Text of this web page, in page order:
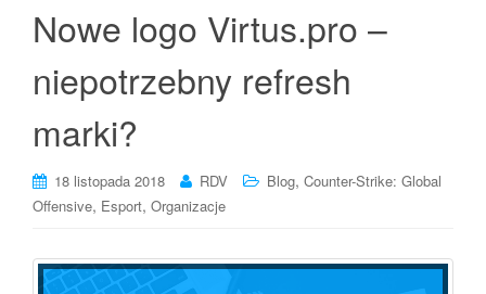
Nowe logo Virtus.pro –
niepotrzebny refresh
marki?
18 listopada 2018 RDV Blog, Counter-Strike: Global
Offensive, Esport, Organizacje